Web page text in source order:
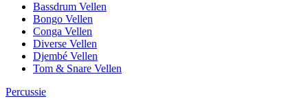
Bassdrum Vellen
Bongo Vellen
Conga Vellen
Diverse Vellen
Djembé Vellen
Tom & Snare Vellen
Percussie